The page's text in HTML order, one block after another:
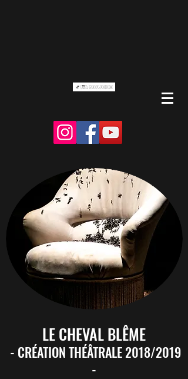
LE CHEVAL BLÊME
- CRÉATION THÉÂTRALE 2018/2019
-